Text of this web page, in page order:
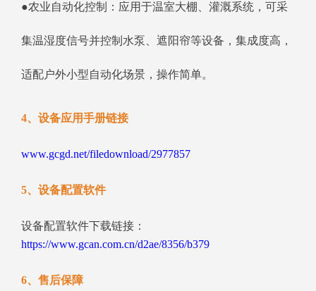
●农业自动化控制：应用于温室大棚、灌溉系统，可采
集温湿度信号并控制水泵、遮阳帘等设备，集成度高，
适配户外小型自动化场景，操作简单。
4、设备应用手册链接
www.gcgd.net/filedownload/2977857
5、设备配置软件
设备配置软件下载链接：
https://www.gcan.com.cn/d2ae/8356/b379
6、售后保障